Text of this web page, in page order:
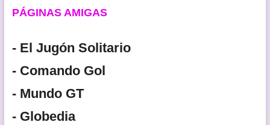
PÁGINAS AMIGAS
- El Jugón Solitario
- Comando Gol
- Mundo GT
- Globedia